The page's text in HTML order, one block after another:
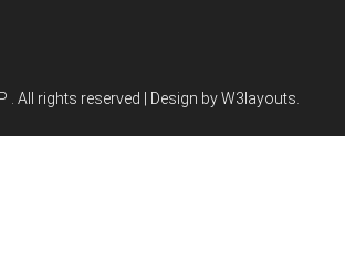
. All rights reserved | Design byW3layouts.